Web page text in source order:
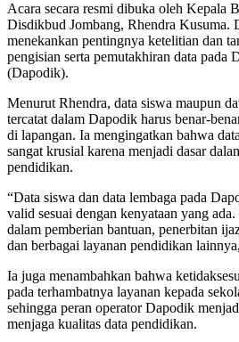
Acara secara resmi dibuka oleh Kepala
Disdikbud Jombang, Rhendra Kusuma.
menekankan pentingnya ketelitian dan
pengisian serta pemutakhiran data pada
(Dapodik).
Menurut Rhendra, data siswa maupun
tercatat dalam Dapodik harus benar-
di lapangan. Ia mengingatkan bahwa
sangat krusial karena menjadi dasar
pendidikan.
“Data siswa dan data lembaga pada
valid sesuai dengan kenyataan yang
dalam pemberian bantuan, penerbitan
dan berbagai layanan pendidikan
Ia juga menambahkan bahwa
pada terhambatnya layanan kepada
sehingga peran operator Dapodik
menjaga kualitas data pendidikan.